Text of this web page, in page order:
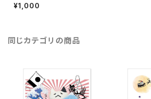
¥1,000
同じカテゴリの商品